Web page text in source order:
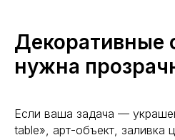
Декоративные
нужна
Если ваша задача —
table», арт-объект, заливка